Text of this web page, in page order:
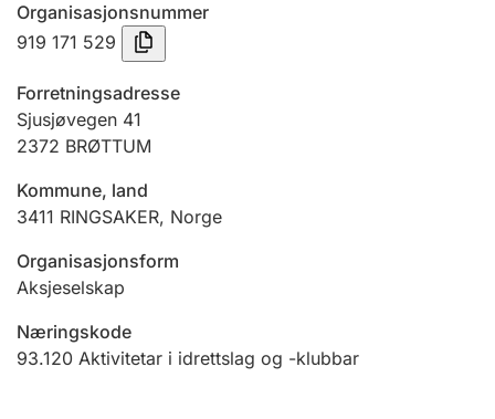
Tinglysing
Jeger
Betaling og jegeravgiftskort
Ektepaktrettleiaren
Andre tema
Organisasjonsnummer
919 171 529
Forretningsadresse
Sjusjøvegen 41
2372 BRØTTUM
Kommune, land
3411 RINGSAKER, Norge
Organisasjonsform
Aksjeselskap
Næringskode
93.120 Aktivitetar i idrettslag og -klubbar